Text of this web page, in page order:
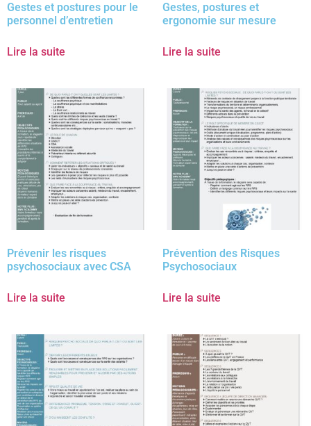
Gestes et postures pour le
personnel d’entretien
Lire la suite
Gestes, postures et
ergonomie sur mesure
Lire la suite
Prévenir les risques
psychosociaux avec CSA
Lire la suite
Prévention des Risques
Psychosociaux
Lire la suite